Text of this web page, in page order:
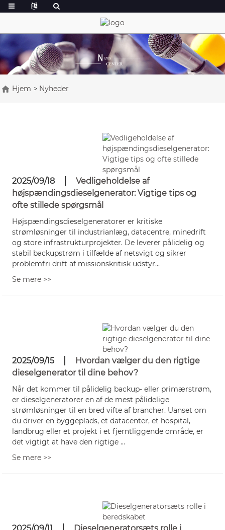
Hjem Nyheder
2025/09/18
Vedligeholdelse af
højspændingsdieselgenerator: Vigtige tips og
ofte stillede spørgsmål
Højspændingsdieselgeneratorer er kritiske
strømløsninger til industrianlæg, datacentre, minedrift
og store infrastrukturprojekter. De leverer pålidelig og
stabil backupstrøm i tilfælde af netsvigt og sikrer
problemfri drift af missionskritisk udstyr...
Se mere >>
2025/09/15
Hvordan vælger du den rigtige
dieselgenerator til dine behov?
Når det kommer til pålidelig backup- eller primærstrøm,
er dieselgeneratorer en af ​​de mest pålidelige
strømløsninger til en bred vifte af brancher. Uanset om
du driver en byggeplads, et datacenter, et hospital,
landbrug eller et projekt i et fjerntliggende område, er
det vigtigt at have den rigtige ...
Se mere >>